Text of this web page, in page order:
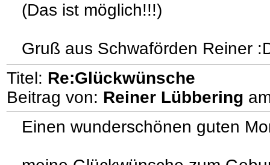
(Das ist möglich!!!)
Gruß aus Schwaförden Reiner
Titel: Re:Glückwünsche
Beitrag von: Reiner Lübbering
Einen wunderschönen guten